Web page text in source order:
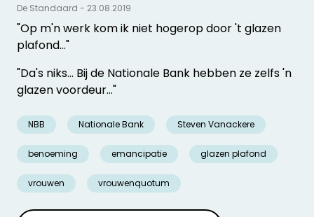
"Op m'n werk kom ik niet hogerop door 't glazen
plafond..."
"Da's niks... Bij de Nationale Bank hebben ze zelfs 'n
glazen voordeur..."
NBB Nationale Bank Steven Vanackere
benoeming emancipatie glazen plafond
vrouwen vrouwenquotum
De Standaard - 23.08.2019